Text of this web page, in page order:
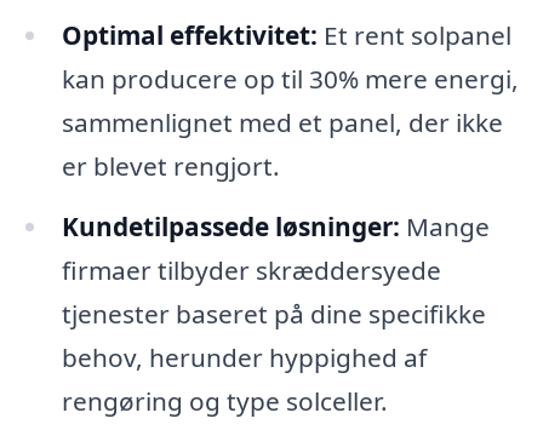
Optimal effektivitet: Et rent solpanel
kan producere op til 30% mere energi,
sammenlignet med et panel, der ikke
er blevet rengjort.
Kundetilpassede løsninger: Mange
firmaer tilbyder skræddersyede
tjenester baseret på dine specifikke
behov, herunder hyppighed af
rengøring og type solceller.